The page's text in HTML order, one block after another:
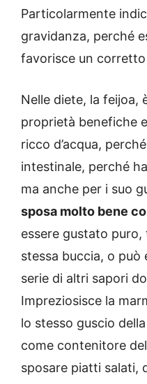
Particolarmente
gravidanza, perché
favorisce un
Nelle diete, la feijoa,
proprietà benefiche
ricco d’acqua,
intestinale, perché
ma anche per i suo
sposa molto bene
essere gustato
stessa buccia, o può
serie di altri sapori
Impreziosisce la
lo stesso guscio
come contenitore
sposare piatti salati,